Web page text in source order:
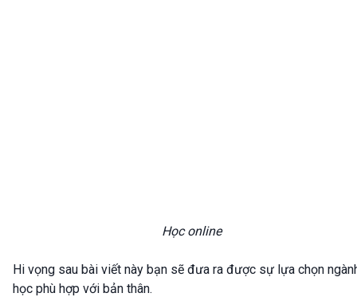
Học online
Hi vọng sau bài viết này bạn sẽ đưa ra được sự lựa chọn
học phù hợp với bản thân.